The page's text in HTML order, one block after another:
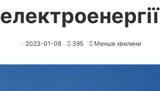
електроенергії
2023-01-08 395 Менше хвилини